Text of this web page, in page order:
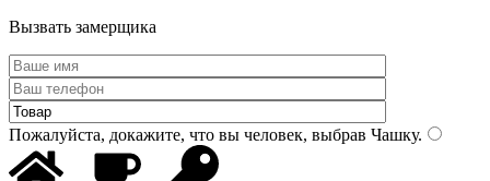
Вызвать замерщика
Пожалуйста, докажите, что вы человек, выбрав Чашку.